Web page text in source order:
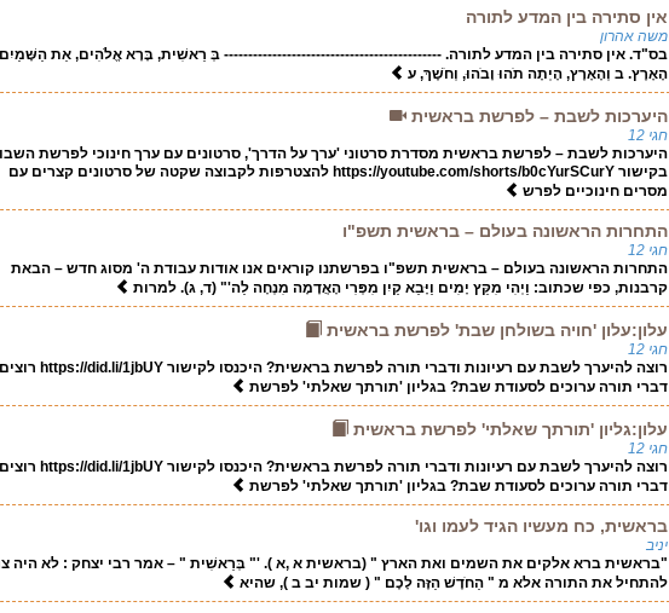
אין סתירה בין המדע לתורה
משה אהרון
בס"ד. אין סתירה בין המדע לתורה. --------------------------------------------- בְּ רֵאשִׁית, בָּרָא אֱלֹהִים, אֵת
הָאָרֶץ. ב וְהָאָרֶץ, הָיְתָה תֹהוּ וָבֹהוּ, וְחֹשֶׁךְ, ע
היערכות לשבת – לפרשת בראשית
חגי 12
היערכות לשבת – לפרשת בראשית מסדרת סרטוני 'ערך על הדרך', סרטונים עם ערך חינוכי לפרשת
בקישור https://youtube.com/shorts/b0cYurSCurY להצטרפות לקבוצה שקטה של סרטונים קצרים עם
מסרים חינוכיים לפרש
התחרות הראשונה בעולם – בראשית תשפ"ו
חגי 12
התחרות הראשונה בעולם – בראשית תשפ"ו בפרשתנו קוראים אנו אודות עבודת ה' מסוג חדש – הבאת
קרבנות, כפי שכתוב: וַיְהִי מִקֵּץ יָמִים וַיָּבֵא קַיִן מִפְּרִי הָאֲדָמָה מִנְחָה לַה'" (ד, ג). למרות
עלון:עלון 'חויה בשולחן שבת' לפרשת בראשית
חגי 12
רוצה להיערך לשבת עם רעיונות ודברי תורה לפרשת בראשית? היכנסו לקישור https://did.li/1jbUY רוצים
דברי תורה ערוכים לסעודת שבת? בגליון 'תורתך שאלתי' לפרשת
עלון:גליון 'תורתך שאלתי' לפרשת בראשית
חגי 12
רוצה להיערך לשבת עם רעיונות ודברי תורה לפרשת בראשית? היכנסו לקישור https://did.li/1jbUY רוצים
דברי תורה ערוכים לסעודת שבת? בגליון 'תורתך שאלתי' לפרשת
בראשית, כח מעשיו הגיד לעמו וגו'
יניב
"בראשית ברא אלקים את השמים ואת הארץ " (בראשית א ,א ). '" בְּרֵאשִׁית " – אמר רבי יצחק : לא היה
להתחיל את התורה אלא מ " הַחֹדֶשׁ הַזֶּה לָכֶם " ( שמות יב ב ), שהיא